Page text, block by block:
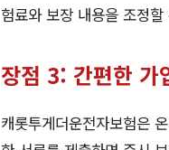
험료와 보장 내용을 조정
장점 3: 간편한 가
캐롯투게더운전자보험은